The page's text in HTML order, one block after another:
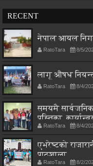
RECENT
नेपाल आयल
RatoTara 8/5/
लागू औषध
RatoTara 8/4/
समयमै
पुस्तिका,
RatoTara 8/4/
एभरेष्टको
पाठशाला
RatoTara 8/2/